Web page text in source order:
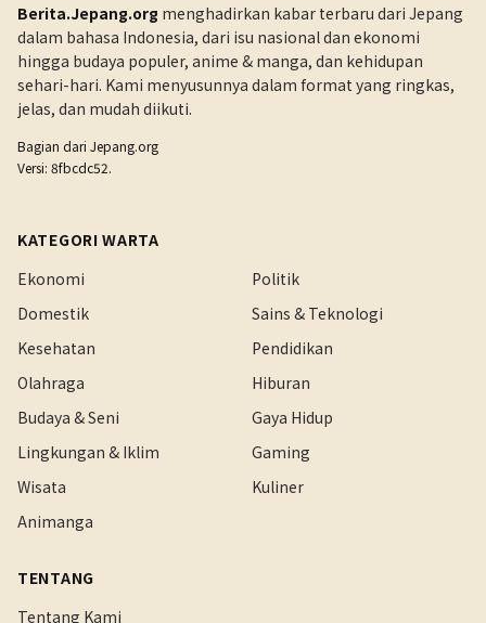
Berita.Jepang.org menghadirkan kabar terbaru dari Jepang
dalam bahasa Indonesia, dari isu nasional dan ekonomi
hingga budaya populer, anime & manga, dan kehidupan
sehari-hari. Kami menyusunnya dalam format yang ringkas,
jelas, dan mudah diikuti.
Bagian dari Jepang.org
Versi: 8fbcdc52.
KATEGORI WARTA
Ekonomi
Politik
Domestik
Sains & Teknologi
Kesehatan
Pendidikan
Olahraga
Hiburan
Budaya & Seni
Gaya Hidup
Lingkungan & Iklim
Gaming
Wisata
Kuliner
Animanga
TENTANG
Tentang Kami